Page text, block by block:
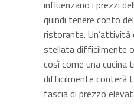
influenzano i prezzi
quindi tenere conto
ristorante. Un’attività
stellata difficilmente
così come una cucina
difficilmente conterà
fascia di prezzo